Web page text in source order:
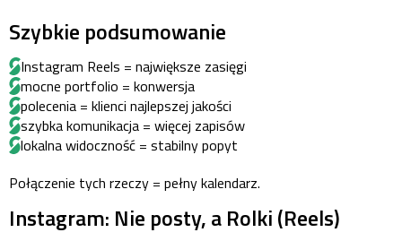
Szybkie podsumowanie
Instagram Reels = największe zasięgi
mocne portfolio = konwersja
polecenia = klienci najlepszej jakości
szybka komunikacja = więcej zapisów
lokalna widoczność = stabilny popyt
Połączenie tych rzeczy = pełny kalendarz.
Instagram: Nie posty, a Rolki (Reels)